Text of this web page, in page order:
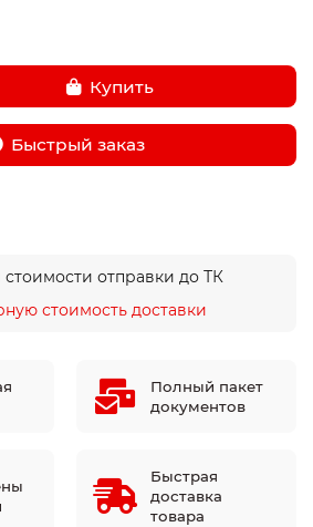
Купить
Быстрый заказ
отправки до ТК
стоимость доставки
Полный пакет
документов
Быстрая
доставка
товара